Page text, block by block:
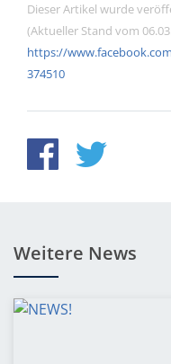
Dieser Artikel wurde
(Aktueller Stand vom
https://
374510
Weitere News